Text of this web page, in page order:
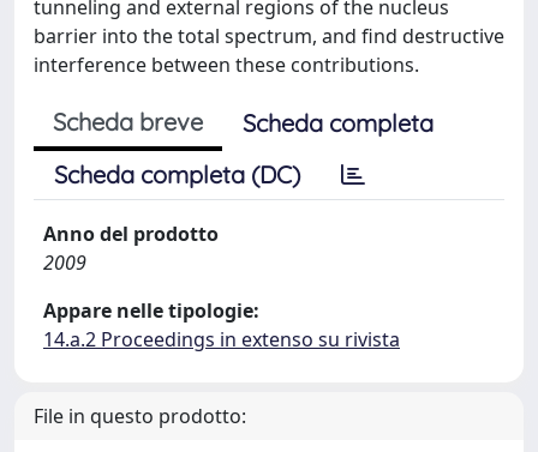
tunneling and external regions of the nucleus
barrier into the total spectrum, and find destructive
interference between these contributions.
Scheda breve
Scheda completa
Scheda completa (DC)
Anno del prodotto
2009
Appare nelle tipologie:
14.a.2 Proceedings in extenso su rivista
File in questo prodotto: